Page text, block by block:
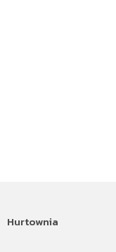
Hurtownia